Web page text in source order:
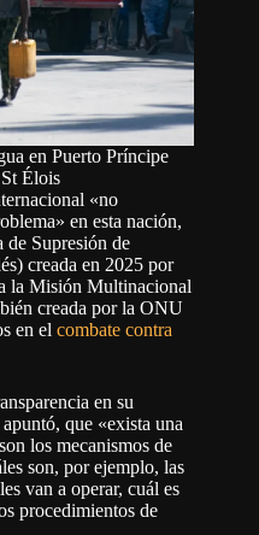
en Puerto Príncipe
Élois
«no
en esta nación,
de Supresión de
creada en 2025 por
la Misión Multinacional
creada por la ONU
en el combate contra
en su
que «exista una
los mecanismos de
son, por ejemplo, las
van a operar, cuál es
procedimientos de